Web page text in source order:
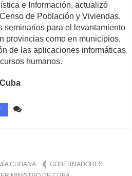
e Información, actualizó
de Población y Viviendas.
seminarios para el levantamiento
provincias como en municipios,
de las aplicaciones informáticas
humanos.
CUBANA
GOBERNADORES